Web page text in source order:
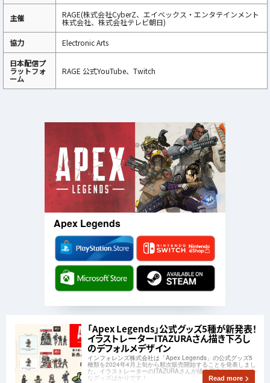
主催 RAGE(株式会社CyberZ、エイベックス・エンタテインメント
株式会社、株式会社テレビ朝日)
協力
Electronic Arts
日本配信プ
ラットフォ
ーム
RAGE 公式YouTube、Twitch
Apex Legends
「Apex Legends」公式グッズ5種が新発表！
イラストレーターITAZURAさん描き下ろし
のデフォルメデザイン
インフォレンズ株式会社は「Apex Legends」の公式グッズ5
種類を2024年4月上旬から順次販売開始することを発表しまし
た。イラストレーターのITAZURAさんが描き下ろしたオシャレ
なグッズばかりです！ Read more